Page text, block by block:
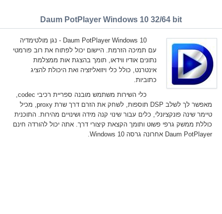
Daum PotPlayer Windows 10 32/64 bit
Daum PotPlayer Windows 10 - נגן מולטימדיה
עם תמיכה הזרמת. היישום יכול לפתוח את רוב פורמטי
נתונים אודיו ווידאו, תומך בהצגת אות ממצלמת
אינטרנט, כולל כלי ויזואליזציה ואת היכולת להציג
כתוביות.
כלי השירות משתמש מובנה ספריית רכיבי codec,
מאפשר לך לשלב DSP תוספות, לשחק את הזרם דרך שרת proxy, מכיל
טיימר שינה פונקציונלי, כלים עבור שינוי קנה מידה ושינויים מהירות. התוכנית
כוללת ממשק גרפי פשוט ותומך הקצאת קיצורי דרך. אתה יכול להורדה חינם
Daum PotPlayer אחרונה גרסה Windows 10.